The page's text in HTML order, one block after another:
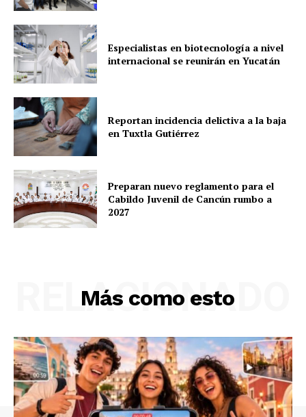
Especialistas en biotecnología a nivel
internacional se reunirán en Yucatán
Reportan incidencia delictiva a la baja
en Tuxtla Gutiérrez
Preparan nuevo reglamento para el
Cabildo Juvenil de Cancún rumbo a
2027
Más como esto
RELACIONADO